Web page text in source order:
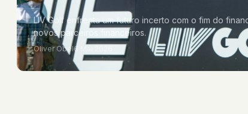
LIV Golf enfrenta um futuro incerto com o fim do
novos parceiros financeiros.
Oliver Obel6 Mai 2026